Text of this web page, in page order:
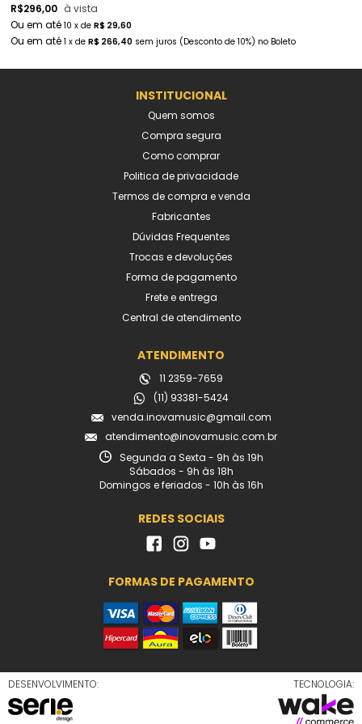
R$296,00 à vista
10 x de R$ 29,60
1 x de R$ 266,40 sem juros (Desconto de 10%) no Boleto
INSTITUCIONAL
Quem somos
Compra segura
Como comprar
Politica de privacidade
Termos de compra e venda
Fabricantes
Dúvidas Frequentes
Trocas e devoluções
Forma de pagamento
Frete e entrega
Central de atendimento
ATENDIMENTO
11 2359-7659
(11) 93381-5424
venda.inovamusic@gmail.com
atendimento@inovamusic.com.br
Segunda a Sexta - 9h às 19h
Sábados - 9h às 18h
Domingos e feriados - 10h às 16h
REDES SOCIAIS
FORMAS DE PAGAMENTO
DESENVOLVIMENTO: TECNOLOGIA: